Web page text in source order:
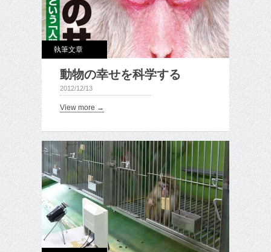
執筆文章
動物の幸せを科学する
2012/12/13
View more →